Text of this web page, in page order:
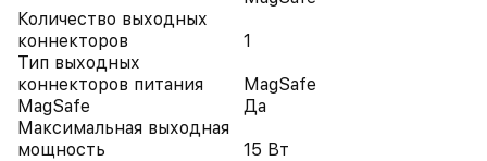
Количество выходных
коннекторов
1
Тип выходных
коннекторов питания
MagSafe
MagSafe
Да
Максимальная выходная
мощность
15 Вт